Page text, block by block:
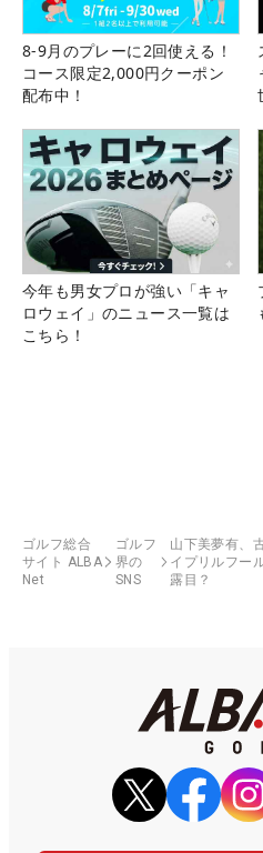
8-9月のプレーに2回使える！
コース限定2,000円クーポン
配布中！
今年も男女プロが強い「キャ
ロウェイ」のニュース一覧は
こちら！
ゴルフ総合
サイト ALBA
Net
ゴルフ
界の
SNS
山下美夢有、
イプリルフー
露目？